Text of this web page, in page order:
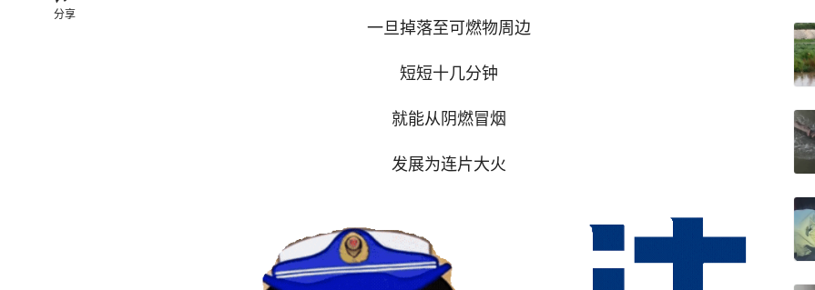
分享
一旦掉落至可燃物周边
短短十几分钟
就能从阴燃冒烟
发展为连片大火